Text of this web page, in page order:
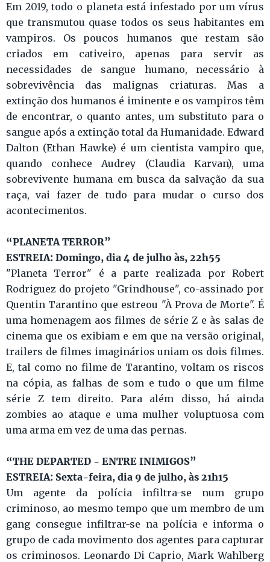
Em 2019, todo o planeta está infestado por um vírus
que transmutou quase todos os seus habitantes em
vampiros. Os poucos humanos que restam são
criados em cativeiro, apenas para servir as
necessidades de sangue humano, necessário à
sobrevivência das malignas criaturas. Mas a
extinção dos humanos é iminente e os vampiros têm
de encontrar, o quanto antes, um substituto para o
sangue após a extinção total da Humanidade. Edward
Dalton (Ethan Hawke) é um cientista vampiro que,
quando conhece Audrey (Claudia Karvan), uma
sobrevivente humana em busca da salvação da sua
raça, vai fazer de tudo para mudar o curso dos
acontecimentos.
“PLANETA TERROR”
ESTREIA: Domingo, dia 4 de julho às, 22h55
"Planeta Terror" é a parte realizada por Robert
Rodriguez do projeto "Grindhouse", co-assinado por
Quentin Tarantino que estreou "À Prova de Morte". É
uma homenagem aos filmes de série Z e às salas de
cinema que os exibiam e em que na versão original,
trailers de filmes imaginários uniam os dois filmes.
E, tal como no filme de Tarantino, voltam os riscos
na cópia, as falhas de som e tudo o que um filme
série Z tem direito. Para além disso, há ainda
zombies ao ataque e uma mulher voluptuosa com
uma arma em vez de uma das pernas.
“THE DEPARTED - ENTRE INIMIGOS”
ESTREIA: Sexta-feira, dia 9 de julho, às 21h15
Um agente da polícia infiltra-se num grupo
criminoso, ao mesmo tempo que um membro de um
gang consegue infiltrar-se na polícia e informa o
grupo de cada movimento dos agentes para capturar
os criminosos. Leonardo Di Caprio, Mark Wahlberg